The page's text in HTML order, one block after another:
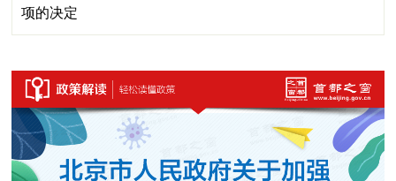
政策兑现
政务服务
个人服务 部门服务
项的决定